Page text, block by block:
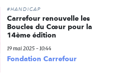
#HANDICAP
Carrefour renouvelle les
Boucles du Cœur pour la
14ème édition
19 mai 2025 - 10:44
Fondation Carrefour